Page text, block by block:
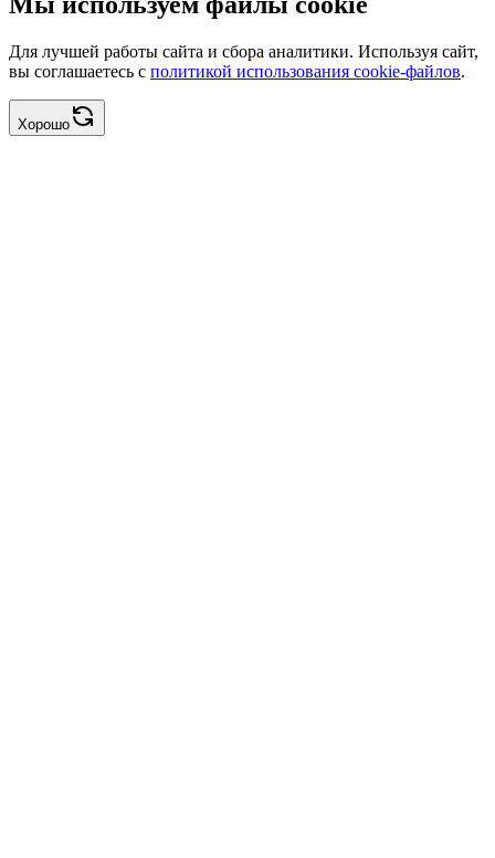
Для лучшей работы сайта и сбора аналитики. Используя сайт,
вы соглашаетесь с политикой использования cookie-файлов.
Хорошо